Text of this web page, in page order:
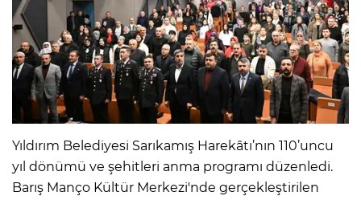
Yıldırım Belediyesi Sarıkamış Harekâtı’nın 110’uncu
yıl dönümü ve şehitleri anma programı düzenledi.
Barış Manço Kültür Merkezi'nde gerçekleştirilen